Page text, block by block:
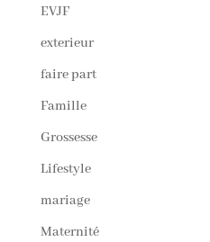
EVJF
exterieur
faire part
Famille
Grossesse
Lifestyle
mariage
Maternité